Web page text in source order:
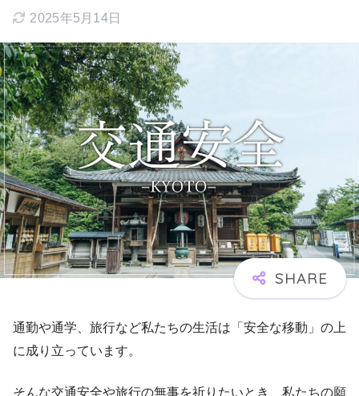
2025年5月14日
通勤や通学、旅行など私たちの生活は「安全な移動」の上
に成り立っています。
そんな交通安全や旅行の無事を祈りたいとき、私たちの願